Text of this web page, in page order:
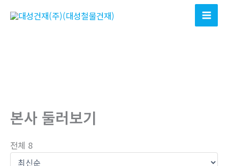
본사 둘러보기
전체 8